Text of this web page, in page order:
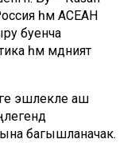
һәм АСЕАН
буенча
һәм мәдәният
эшлекле аш
багышланачак.